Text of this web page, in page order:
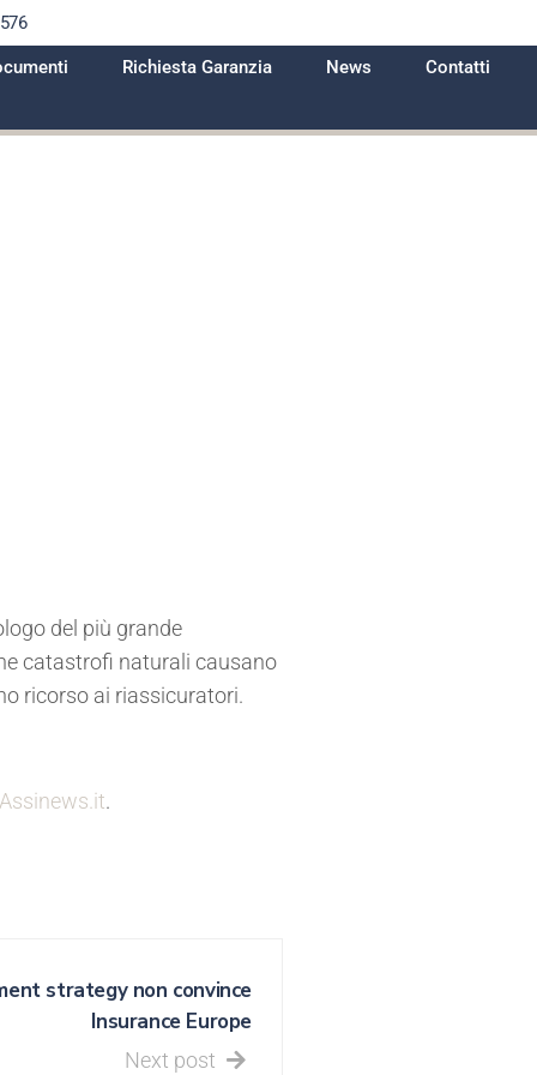
Richiesta Garanzia News Contatti
del più grande
catastrofi naturali causano
ricorso ai riassicuratori.
Assinews.it.
strategy non convince
Insurance Europe
Next post